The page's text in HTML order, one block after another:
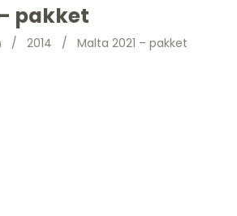
pakket
/ 2014 / Malta 2021 – pakket